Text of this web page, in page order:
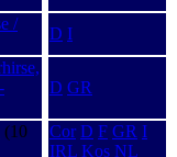
/
D I
D GR
(10
Cor D F GR I
IRL Kos NL